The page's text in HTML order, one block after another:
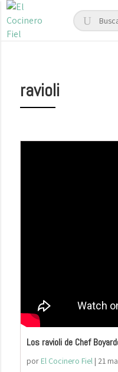
ravioli
Los ravioli de Chef
por El Cocinero Fiel| 21